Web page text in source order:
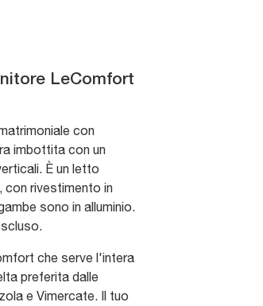
LeComfort
con
imbottita con un
È un letto
con rivestimento in
sono in alluminio.
che serve l'intera
preferita dalle
e Vimercate. Il tuo